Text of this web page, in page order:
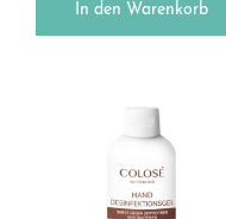
In den Warenkorb